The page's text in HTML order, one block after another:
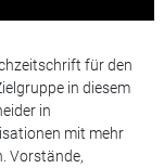
für den
in diesem
in
mit mehr
Vorstände,